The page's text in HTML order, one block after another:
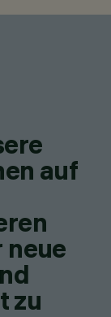
auf
neue
zu